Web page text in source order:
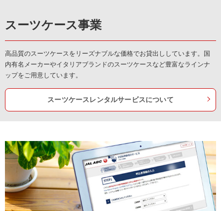
スーツケース事業
高品質のスーツケースをリーズナブルな価格でお貸出ししています。国
内有名メーカーやイタリアブランドのスーツケースなど豊富なラインナ
ップをご用意しています。
スーツケースレンタルサービスについて